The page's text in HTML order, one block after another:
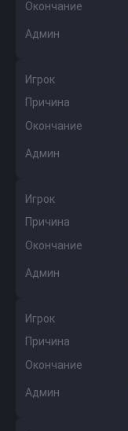
Окончание
Админ
Игрок
Причина
Окончание
Админ
Игрок
Причина
Окончание
Админ
Игрок
Причина
Окончание
Админ